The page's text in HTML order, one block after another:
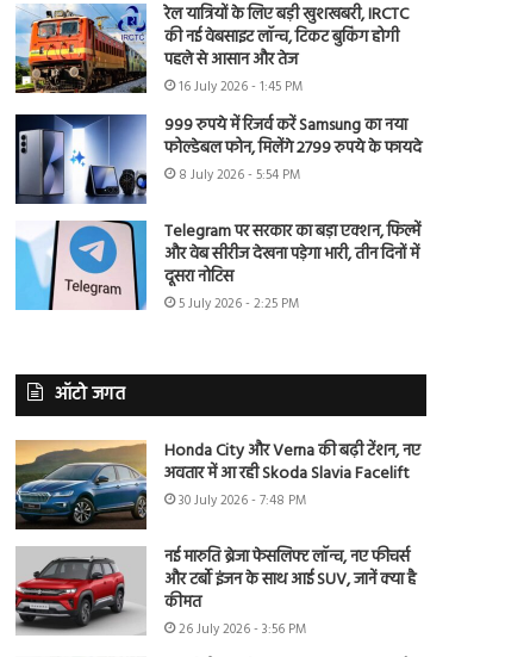
रेल यात्रियों के लिए बड़ी खुशखबरी, IRCTC
की नई वेबसाइट लॉन्च, टिकट बुकिंग होगी
पहले से आसान और तेज
16 July 2026 - 1:45 PM
999 रुपये में रिजर्व करें Samsung का नया
फोल्डेबल फोन, मिलेंगे 2799 रुपये के फायदे
8 July 2026 - 5:54 PM
Telegram पर सरकार का बड़ा एक्शन, फिल्में
और वेब सीरीज देखना पड़ेगा भारी, तीन दिनों में
दूसरा नोटिस
5 July 2026 - 2:25 PM
ऑटो जगत
Honda City और Verna की बढ़ी टेंशन, नए
अवतार में आ रही Skoda Slavia Facelift
30 July 2026 - 7:48 PM
नई मारुति ब्रेजा फेसलिफ्ट लॉन्च, नए फीचर्स
और टर्बो इंजन के साथ आई SUV, जानें क्या है
कीमत
26 July 2026 - 3:56 PM